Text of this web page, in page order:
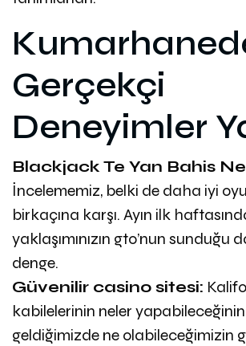
Gerçekçi
Deneyimler
Blackjack Te Yan Bahis
İncelememiz, belki de daha iyi
birkaçına karşı. Ayın ilk
yaklaşımınızın gto’nun sunduğu
denge.
Güvenilir casino sitesi:
kabilelerinin neler
geldiğimizde ne olabileceğimizin